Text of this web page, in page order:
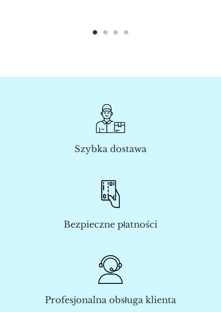
Szybka dostawa
Bezpieczne płatności
Profesjonalna obsługa klienta